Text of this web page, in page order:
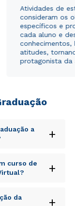
Atividades de
consideram os
específicos e
cada aluno e
conhecimentos,
atitudes,
protagonista da
a
+
error sit
illo inventore
quia
curso de
+
error sit
da
+
e
para o